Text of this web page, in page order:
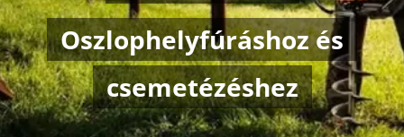
Oszlophelyfúráshoz és
csemetézéshez